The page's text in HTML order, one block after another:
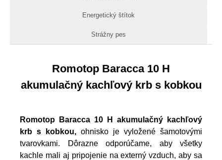
Energetický štítok
Strážny pes
Romotop Baracca 10 H
akumulačný kachľový krb s kobkou
Romotop Baracca 10 H akumulačný kachľový
krb s kobkou, ohnisko je vyložené šamotovými
tvarovkami. Dôrazne odporúčame, aby všetky
kachle mali aj pripojenie na externý vzduch, aby sa